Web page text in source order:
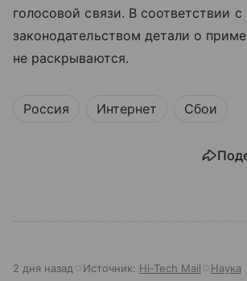
голосовой связи. В соответствии с
законодательством детали о
не раскрываются.
Россия Интернет Сбои
2 дня назад Источник: Hi-Tech Mail Наука